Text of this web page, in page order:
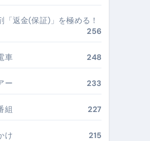
出す快眠ガイド
選び方＆続け方ガイド
旅術
体験
「返金(保証)」を極める！
256
車 248
ー 233
組 227
け 215